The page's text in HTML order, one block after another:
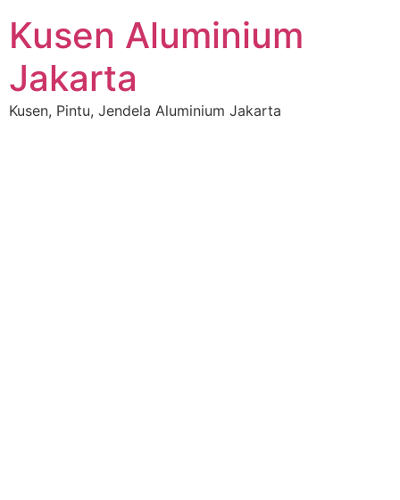
content
Kusen Aluminium
Jakarta
Kusen, Pintu, Jendela Aluminium Jakarta